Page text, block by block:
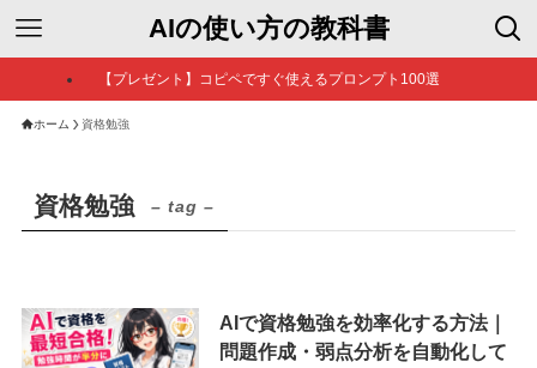
AIの使い方の教科書
【プレゼント】コピペですぐ使えるプロンプト100選
ホーム 資格勉強
資格勉強 – tag –
AIで資格勉強を効率化する方法｜
問題作成・弱点分析を自動化して